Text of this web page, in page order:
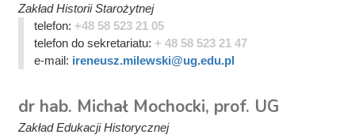
Zakład Historii Starożytnej
telefon: +48 58 523 21 05
telefon do sekretariatu: + 48 58 523 21 47
e-mail: ireneusz.milewski@ug.edu.pl
dr hab. Michał Mochocki, prof. UG
Zakład Edukacji Historycznej